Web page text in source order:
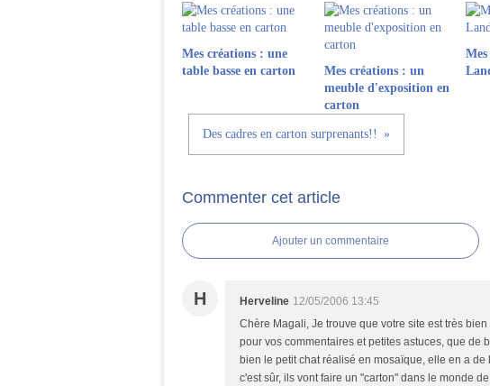
Mes créations : une
table basse en carton
Mes créations : un
meuble d'exposition en
carton
Des cadres en carton surprenants!!
Commenter cet article
Ajouter un commentaire
H Herveline 12/05/2006 13:45
Chère Magali, Je trouve que votre site est très
pour vos commentaires et petites astuces, que de
bien le petit chat réalisé en mosaïque, elle en a
c'est sûr, ils vont faire un "carton" dans le monde